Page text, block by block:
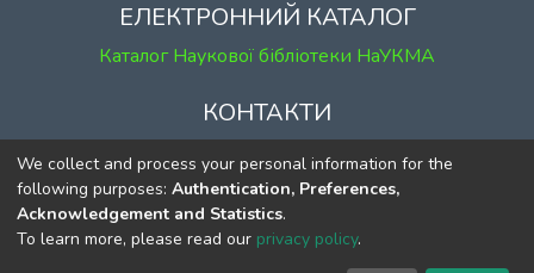
ЕЛЕКТРОННИЙ КАТАЛОГ
Каталог Наукової бібліотеки НаУКМА
КОНТАКТИ
м. Київ, вул. Григорія Сковороди, 2
к. 1, к. 120
тел. (044) 463-69-31
ekmair@ukma.edu.ua
We collect and process your personal information for the
following purposes: Authentication, Preferences,
Acknowledgement and Statistics.
To learn more, please read our privacy policy.